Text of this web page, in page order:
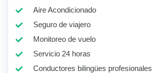
Aire Acondicionado
Seguro de viajero
Monitoreo de vuelo
Servicio 24 horas
Conductores bilingües profesionales